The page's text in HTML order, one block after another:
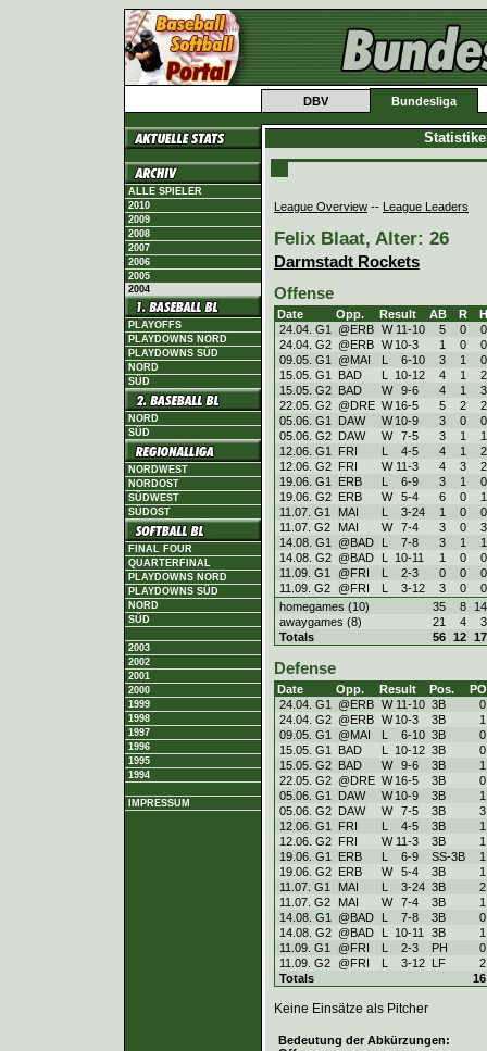
DBV Bundesliga
ALLE SPIELER
2010
2009
2008
2007
2006
2005
2004
PLAYOFFS
PLAYDOWNS NORD
PLAYDOWNS SÜD
NORD
SÜD
NORD
SÜD
NORDWEST
NORDOST
SÜDWEST
SÜDOST
FINAL FOUR
QUARTERFINAL
PLAYDOWNS NORD
PLAYDOWNS SÜD
NORD
SÜD
2003
2002
2001
2000
1999
1998
1997
1996
1995
1994
IMPRESSUM
League Overview -- League Leaders
Felix Blaat, Alter: 26
Darmstadt Rockets
Offense
Date Opp. Result AB R
H
24.04. G1
@ERB W 11-10 5 0
0
24.04. G2 @ERB W 10-3 1 0
0
09.05. G1
@MAI L 6-10 3 1
0
15.05. G1
BAD L 10-12 4 1
2
15.05. G2 BAD W 9-6 4 1
3
22.05. G2 @DRE W 16-5 5 2
2
05.06. G1
DAW W 10-9 3 0
0
05.06. G2 DAW W 7-5 3 1
1
12.06. G1
FRI L 4-5 4 1
2
12.06. G2 FRI W 11-3 4 3
2
19.06. G1
ERB L 6-9 3 1
0
19.06. G2 ERB W 5-4 6 0
1
11.07. G1
MAI L 3-24 1 0
0
11.07. G2
MAI W 7-4 3 0
3
14.08. G1
@BAD L 7-8 3 1
1
14.08. G2 @BAD L 10-11 1 0
0
11.09. G1
@FRI L 2-3 0 0
0
11.09. G2 @FRI L 3-12 3 0
0
homegames (10)
35 8
14
awaygames (8)
21 4
3
Totals
56 12 17
Defense
Date Opp. Result Pos.
PO
24.04. G1
@ERB W 11-10 3B
0
24.04. G2 @ERB W 10-3 3B
1
09.05. G1
@MAI L 6-10 3B
0
15.05. G1
BAD L 10-12 3B
0
15.05. G2 BAD W 9-6 3B
1
22.05. G2 @DRE W 16-5 3B
0
05.06. G1
DAW W 10-9 3B
1
05.06. G2 DAW W 7-5 3B
3
12.06. G1
FRI L 4-5 3B
1
12.06. G2 FRI W 11-3 3B
1
19.06. G1
ERB L 6-9 SS-3B
1
19.06. G2 ERB W 5-4 3B
1
11.07. G1
MAI L 3-24 3B
2
11.07. G2
MAI W 7-4 3B
1
14.08. G1
@BAD L 7-8 3B
0
14.08. G2 @BAD L 10-11 3B
1
11.09. G1
@FRI L 2-3 PH
0
11.09. G2 @FRI L 3-12 LF
2
Totals
16
Keine Einsätze als Pitcher
Bedeutung der Abkürzungen: